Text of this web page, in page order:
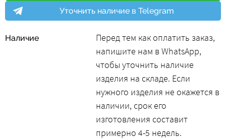
Уточнить наличие в Telegram
Наличие
Перед тем как оплатить заказ,
напишите нам в WhatsApp,
чтобы уточнить наличие
изделия на складе. Если
нужного изделия не окажется в
наличии, срок его
изготовления составит
примерно 4-5 недель.